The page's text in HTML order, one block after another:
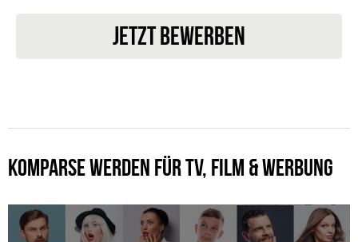
JETZT BEWERBEN
KOMPARSE WERDEN FÜR TV, FILM & WERBUNG